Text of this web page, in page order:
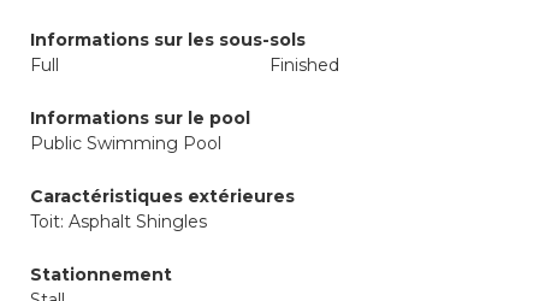
Informations sur les sous-sols
Full
Finished
Informations sur le pool
Public Swimming Pool
Caractéristiques extérieures
Toit: Asphalt Shingles
Stationnement